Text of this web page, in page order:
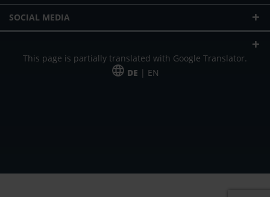
SOCIAL MEDIA
This page is partially translated with Google Translator.
DE | EN